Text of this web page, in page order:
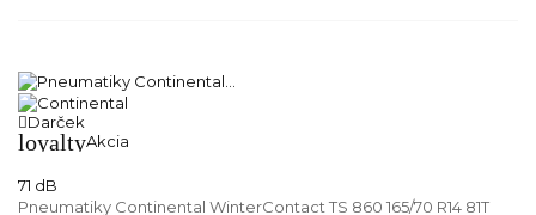
Darček
loyaltyAkcia
71 dB
Pneumatiky Continental WinterContact TS 860 165/70 R14 81T